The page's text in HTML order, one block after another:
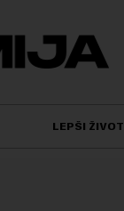
LEPŠI ŽIVOT